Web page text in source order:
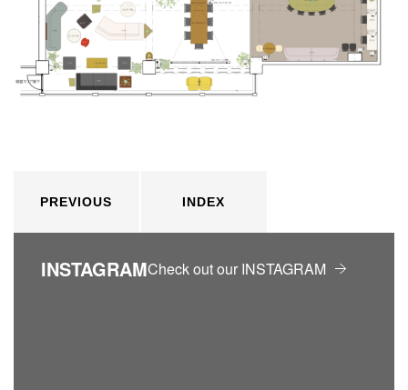
PREVIOUS INDEX
INSTAGRAMCheck out our INSTAGRAM